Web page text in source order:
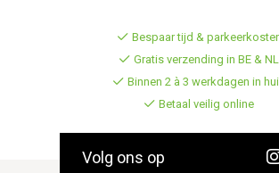
Bespaar tijd &
Gratis verzending in BE & NL
Binnen 2 à 3 werkdagen in
Betaal veilig online
Volg ons op